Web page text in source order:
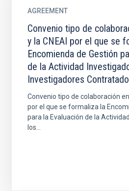
AGREEMENT
Convenio tipo de
y la CNEAI por el que se
Encomienda de Gestión
de la Actividad
Investigadores
Convenio tipo de colaboración
por el que se formaliza la
para la Evaluación de la
los...